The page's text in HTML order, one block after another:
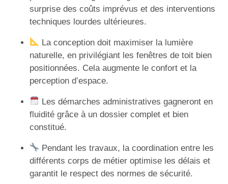
surprise des coûts imprévus et des interventions
techniques lourdes ultérieures.
La conception doit maximiser la lumière
naturelle, en privilégiant les fenêtres de toit bien
positionnées. Cela augmente le confort et la
perception d’espace.
Les démarches administratives gagneront en
fluidité grâce à un dossier complet et bien
constitué.
Pendant les travaux, la coordination entre les
différents corps de métier optimise les délais et
garantit le respect des normes de sécurité.